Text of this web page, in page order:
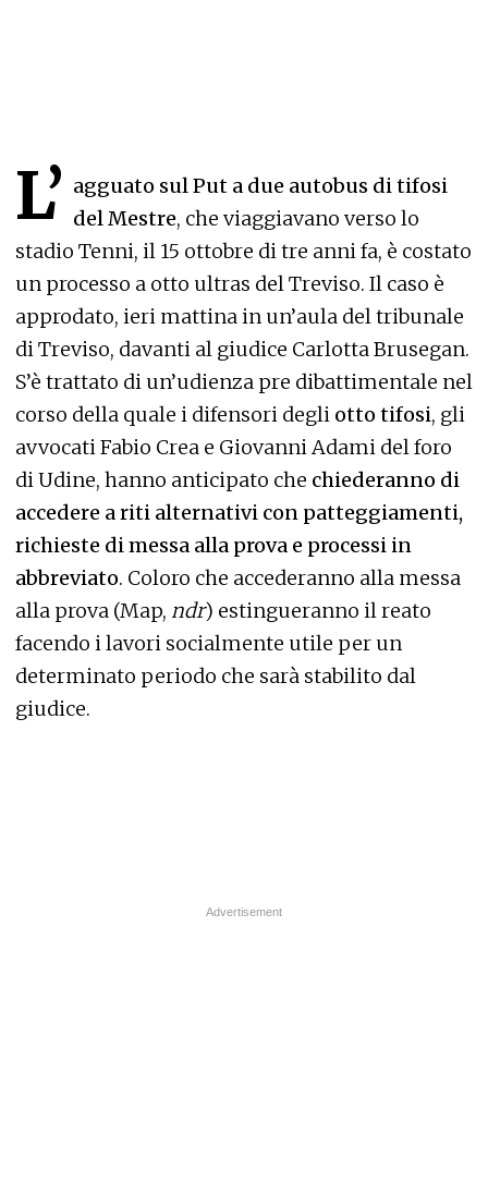
L’ agguato sul Put a due autobus di tifosi
del Mestre, che viaggiavano verso lo
stadio Tenni, il 15 ottobre di tre anni fa, è costato
un processo a otto ultras del Treviso. Il caso è
approdato, ieri mattina in un’aula del tribunale
di Treviso, davanti al giudice Carlotta Brusegan.
S’è trattato di un’udienza pre dibattimentale nel
corso della quale i difensori degli otto tifosi, gli
avvocati Fabio Crea e Giovanni Adami del foro
di Udine, hanno anticipato che chiederanno di
accedere a riti alternativi con patteggiamenti,
richieste di messa alla prova e processi in
abbreviato. Coloro che accederanno alla messa
alla prova (Map, ndr) estingueranno il reato
facendo i lavori socialmente utile per un
determinato periodo che sarà stabilito dal
giudice.